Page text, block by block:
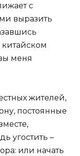
с
выразить
меня
жителей,
постоянные
угостить –
или начать